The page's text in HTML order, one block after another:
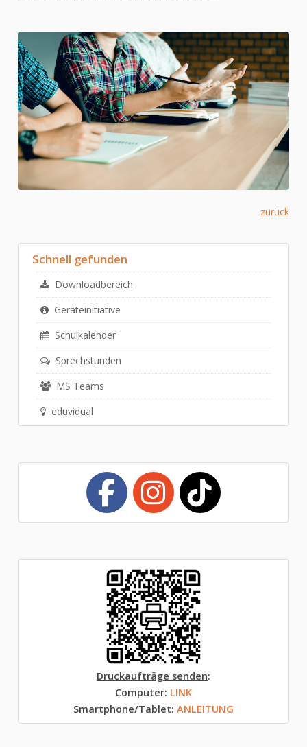
SERVICE
Downloadbereich
Schulkalender
Geräteinitiative
Sprechstunden
Webmail
Reifeprüfung
zurück
Schnell gefunden
Downloadbereich
Geräteinitiative
Schulkalender
Sprechstunden
MS Teams
eduvidual
Druckaufträge senden:
Computer: LINK
Smartphone/Tablet: ANLEITUNG